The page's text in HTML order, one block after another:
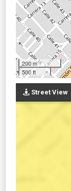
200 m
500 ft
Street View